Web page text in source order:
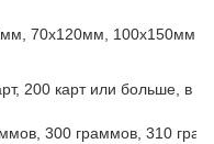
70x120мм, 100x150мм
200 карт или больше, в
300 граммов, 310